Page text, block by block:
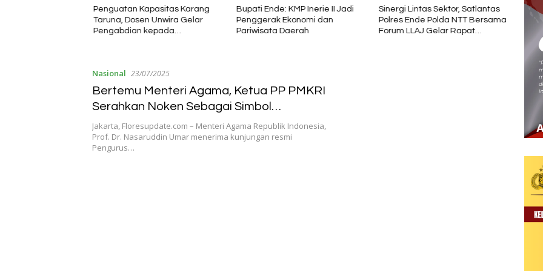
Penguatan Kapasitas Karang
Taruna, Dosen Unwira Gelar
Pengabdian kepada
Bupati Ende: KMP Inerie II Jadi
Penggerak Ekonomi dan
Pariwisata Daerah
Sinergi Lintas Sektor, Satlantas
Polres Ende Polda NTT Bersama
Forum LLAJ Gelar Rapat
Nasional 23/07/2025
Bertemu Menteri Agama, Ketua PP PMKRI
Serahkan Noken Sebagai Simbol
Penghargaan.
Jakarta, Floresupdate.com – Menteri Agama Republik Indonesia,
Prof. Dr. Nasaruddin Umar menerima kunjungan resmi
Pengurus…